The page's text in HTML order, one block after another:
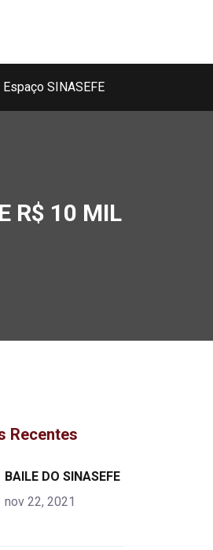
Espaço SINASEFE
R$ 10 MIL
Recentes
BAILE DO SINASEFE
nov 22, 2021